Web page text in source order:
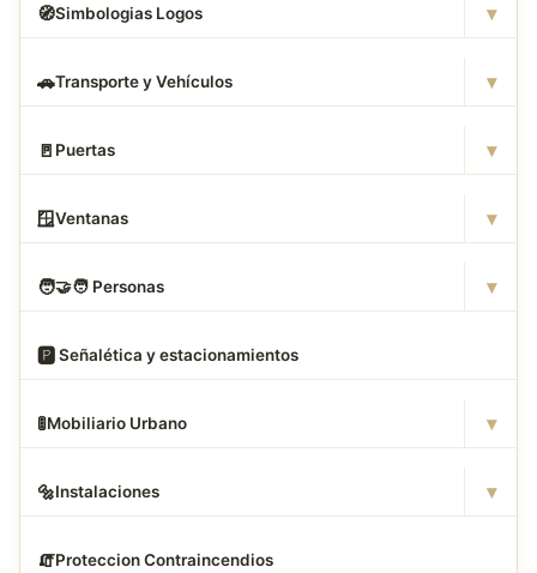
🧭Simbologias Logos ▾
🚗Transporte y Vehículos ▾
🚪 Puertas ▾
🪟Ventanas ▾
🧑‍🤝‍🧑 Personas ▾
🅿️ Señalética y estacionamientos
🚦Mobiliario Urbano ▾
🔩Instalaciones ▾
🧯Proteccion Contraincendios